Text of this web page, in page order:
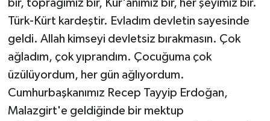
bir, toprağımız bir, Kur'anımız bir, her şeyimiz bir.
Türk-Kürt kardeştir. Evladım devletin sayesinde
geldi. Allah kimseyi devletsiz bırakmasın. Çok
ağladım, çok yıprandım. Çocuğuma çok
üzülüyordum, her gün ağlıyordum.
Cumhurbaşkanımız Recep Tayyip Erdoğan,
Malazgirt'e geldiğinde bir mektup